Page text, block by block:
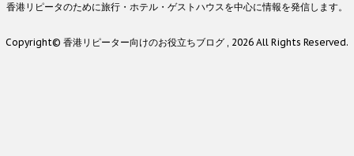
香港リピータのために旅行・ホテル・ゲストハウスを中心に情報を発信します。
Copyright© 香港リピーター向けのお役立ちブログ , 2026 All Rights Reserved.